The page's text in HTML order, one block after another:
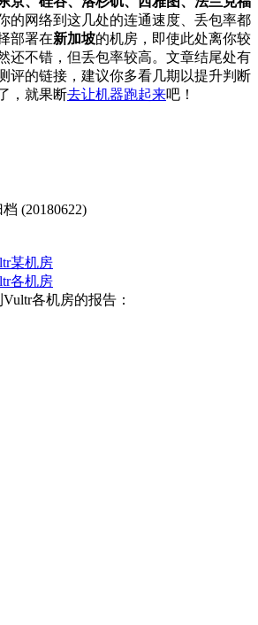
的网络到这几处的连通速度、丢包率都
部署在新加坡的机房，即使此处离你较
还不错，但丢包率较高。文章结尾处有
评的链接，建议你多看几期以提升判断
，就果断去让机器跑起来吧！
(20180622)
某机房
各机房
Vultr各机房的报告：